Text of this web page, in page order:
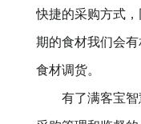
快捷的采购方式
期的食材我们会
食材调货。
有了满客宝